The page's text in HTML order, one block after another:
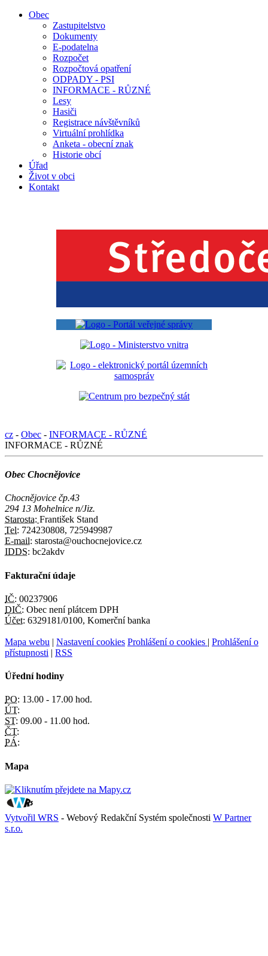
Obec
Zastupitelstvo
Dokumenty
E-podatelna
Rozpočet
Rozpočtová opatření
ODPADY - PSI
INFORMACE - RŮZNÉ
Lesy
Hasiči
Registrace návštěvníků
Virtuální prohlídka
Anketa - obecní znak
Historie obcí
Úřad
Život v obci
Kontakt
cz - Obec - INFORMACE - RŮZNÉ
INFORMACE - RŮZNÉ
Obec Chocnějovice
Chocnějovice čp.43
294 13 Mohelnice n/Jiz.
Starosta: František Stand
Tel: 724230808, 725949987
E-mail: starosta@ouchocnejovice.cz
IDDS: bc2akdv
Fakturační údaje
IČ: 00237906
DIČ: Obec není plátcem DPH
Účet: 6329181/0100, Komerční banka
Mapa webu | Nastavení cookies Prohlášení o cookies | Prohlášení o
přístupnosti | RSS
Úřední hodiny
PO: 13.00 - 17.00 hod.
ÚT:
ST: 09.00 - 11.00 hod.
ČT:
PÁ:
Mapa
Vytvořil WRS - Webový Redakční Systém společnosti W Partner
s.r.o.